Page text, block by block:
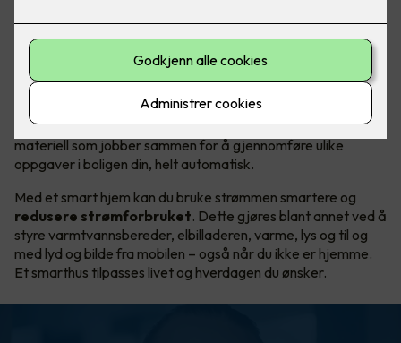
Hva er egentlig et smarthus?
I vår hektiske hverdag søker vi stadig etter måter å gjøre
livet enklere, mer behagelig og mer tilpasset våre individuelle
behov. Det er her smarthusteknologi kommer inn.
Kort forklartbestår et smarthus av elektronikk og el-
materiell som jobber sammen for å gjennomføre ulike
oppgaver i boligen din, helt automatisk.
Med et smart hjem kan du bruke strømmen smartere og
redusere strømforbruket. Dette gjøres blant annet ved å
styre varmtvannsbereder, elbilladeren, varme, lys og til og
med lyd og bilde fra mobilen – også når du ikke er hjemme.
Et smarthus tilpasses livet og hverdagen du ønsker.